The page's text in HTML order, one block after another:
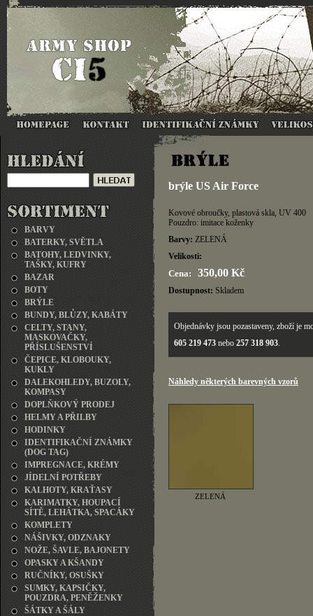
BARVY
BATERKY, SVĚTLA
BATOHY, LEDVINKY,
TAŠKY, KUFRY
BAZAR
BOTY
BRÝLE
BUNDY, BLŮZY, KABÁTY
CELTY, STANY,
MASKOVAČKY,
PŘÍSLUŠENSTVÍ
ČEPICE, KLOBOUKY,
KUKLY
DALEKOHLEDY, BUZOLY,
KOMPASY
DOPLŇKOVÝ PRODEJ
HELMY A PŘILBY
HODINKY
IDENTIFIKAČNÍ ZNÁMKY
(DOG TAG)
IMPREGNACE, KRÉMY
JÍDELNÍ POTŘEBY
KALHOTY, KRAŤASY
KARIMATKY, HOUPACÍ
SÍTĚ, LEHÁTKA, SPACÁKY
KOMPLETY
NÁŠIVKY, ODZNAKY
NOŽE, ŠAVLE, BAJONETY
OPASKY A KŠANDY
RUČNÍKY, OSUŠKY
SUMKY, KAPSIČKY,
POUZDRA, PENĚŽENKY
ŠÁTKY A ŠÁLY
brýle US Air Force
Kovové obroučky, plastová skla, UV 400
Pouzdro: imitace koženky
Barvy: ZELENÁ
Velikosti:
Cena: 350,00 Kč
Dostupnost: Skladem
Objednávky jsou pozastaveny, zboží je
605 219 473 nebo 257 318 903.
Náhledy některých barevných vzorů
ZELENÁ